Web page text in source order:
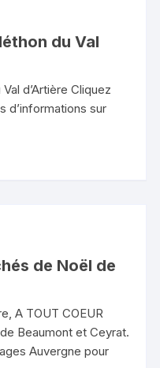
du Val
d’Artière Cliquez
d’informations sur
de Noël de
A TOUT COEUR
Beaumont et Ceyrat.
Auvergne pour